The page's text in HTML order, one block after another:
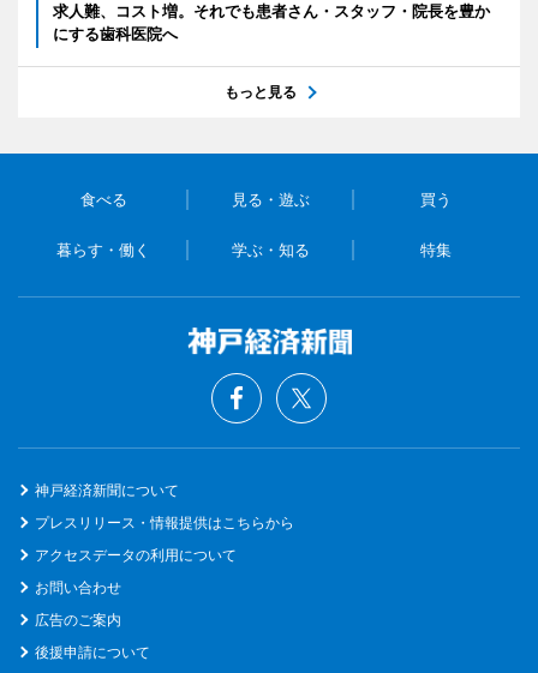
求人難、コスト増。それでも患者さん・スタッフ・院長を豊か
にする歯科医院へ
もっと見る
食べる 見る・遊ぶ 買う
暮らす・働く 学ぶ・知る 特集
神戸経済新聞について
プレスリリース・情報提供はこちらから
アクセスデータの利用について
お問い合わせ
広告のご案内
後援申請について